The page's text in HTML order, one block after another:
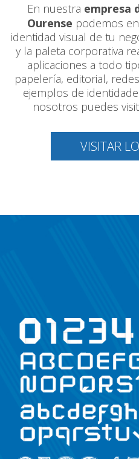
En nuestra empresa
Ourense podemos
identidad visual de tu
y la paleta corporativa
aplicaciones a todo
papelería, editorial,
ejemplos de
nosotros puedes
VISITAR